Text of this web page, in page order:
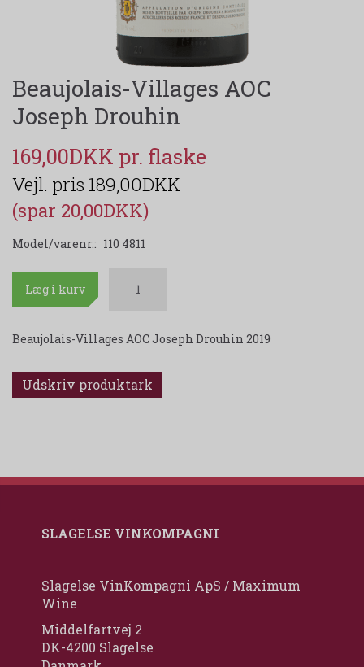
Beaujolais-Villages AOC
Joseph Drouhin
169,00DKK
189,00DKK
(spar 20,00DKK)
Model/varenr.: 110 4811
Læg i kurv
Beaujolais-Villages AOC Joseph Drouhin 2019
Udskriv produktark
SLAGELSE VINKOMPAGNI
Slagelse VinKompagni ApS / Maximum
Wine
Middelfartvej 2
DK-4200 Slagelse